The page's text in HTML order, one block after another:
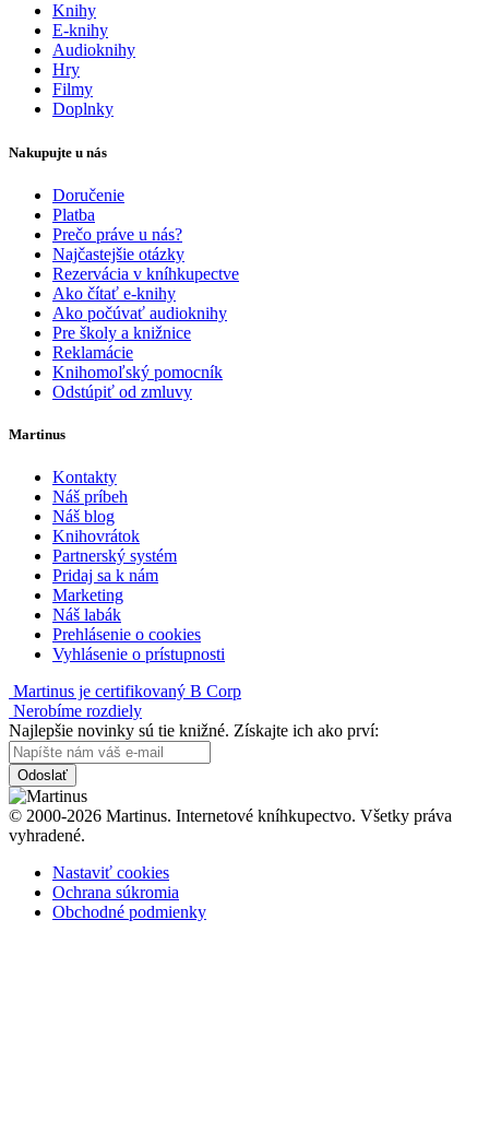
Knihy
E-knihy
Audioknihy
Hry
Filmy
Doplnky
Nakupujte u nás
Doručenie
Platba
Prečo práve u nás?
Najčastejšie otázky
Rezervácia v kníhkupectve
Ako čítať e-knihy
Ako počúvať audioknihy
Pre školy a knižnice
Reklamácie
Knihomoľský pomocník
Odstúpiť od zmluvy
Martinus
Kontakty
Náš príbeh
Náš blog
Knihovrátok
Partnerský systém
Pridaj sa k nám
Marketing
Náš labák
Prehlásenie o cookies
Vyhlásenie o prístupnosti
Martinus je certifikovaný B Corp
Nerobíme rozdiely
Najlepšie novinky sú tie knižné. Získajte ich ako prví:
Odoslať
© 2000-2026 Martinus. Internetové kníhkupectvo. Všetky práva
vyhradené.
Nastaviť cookies
Ochrana súkromia
Obchodné podmienky